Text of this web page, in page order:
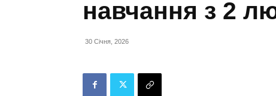
навчання з 2
30 Січня, 2026